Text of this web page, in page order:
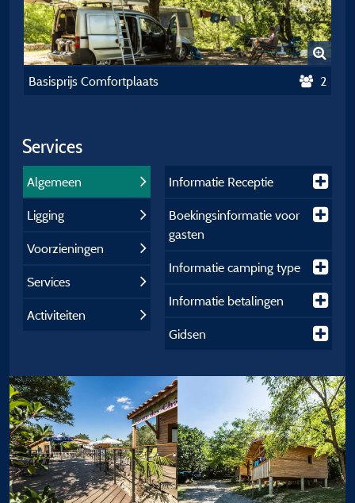
Basisprijs Comfortplaats 2
Services
Algemeen
Ligging
Voorzieningen
Services
Activiteiten
Informatie Receptie
Boekingsinformatie voor
gasten
Informatie camping type
Informatie betalingen
Gidsen